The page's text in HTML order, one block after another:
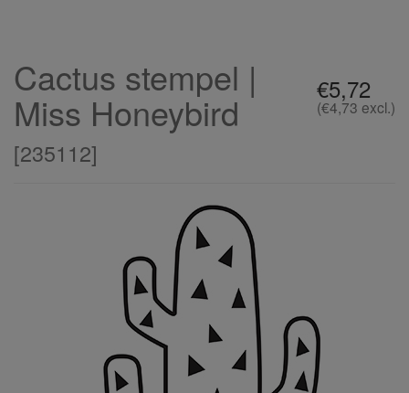
€5,72
(€4,73 excl.)
Cactus stempel |
Miss Honeybird
[235112]